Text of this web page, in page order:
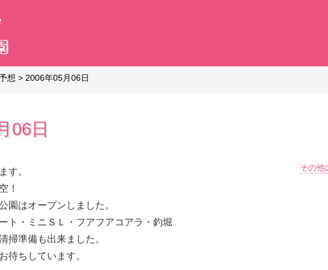
想 > 2006年05月06日
06日
す。
！
園はオープンしました。
ト・ミニＳＬ・フアフアコアラ・釣堀
掃準備も出来ました。
待ちしています。
その他